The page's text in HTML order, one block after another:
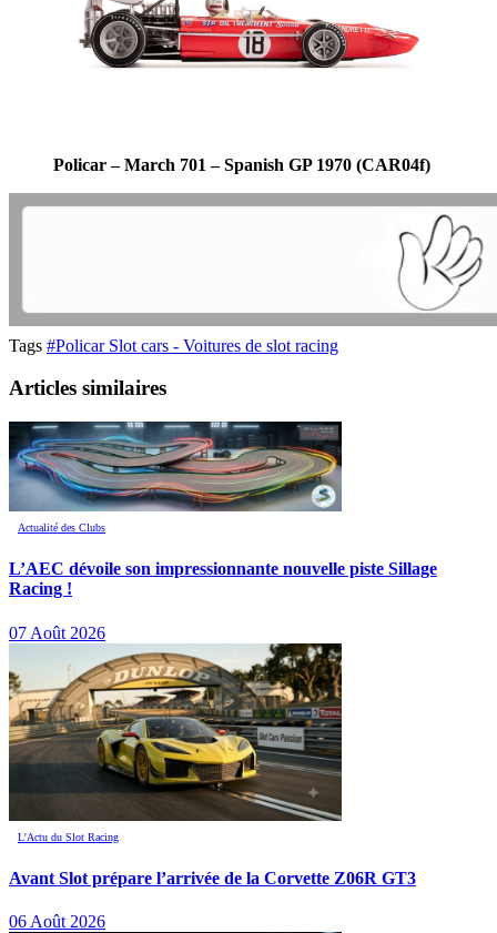
Policar – March 701 – Spanish GP 1970 (CAR04f)
Tags #Policar Slot cars - Voitures de slot racing
Articles similaires
Actualité des Clubs
L’AEC dévoile son impressionnante nouvelle piste Sillage
Racing !
07 Août 2026
L’Actu du Slot Racing
Avant Slot prépare l’arrivée de la Corvette Z06R GT3
06 Août 2026